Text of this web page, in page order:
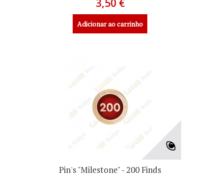
3,50 €
Adicionar ao carrinho
Pin's "Milestone" - 200 Finds